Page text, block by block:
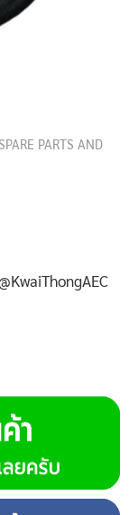
PARTS AND